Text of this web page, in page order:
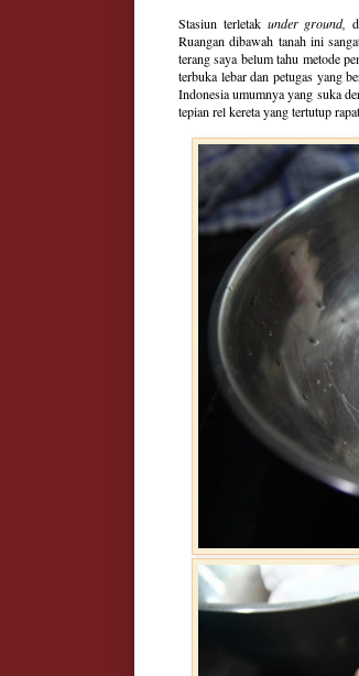
Stasiun terletak under ground,
Ruangan dibawah tanah ini
terang saya belum tahu metode
terbuka lebar dan petugas yang
Indonesia umumnya yang suka
tepian rel kereta yang tertutup